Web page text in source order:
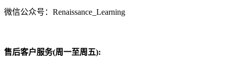
微信公众号：Renaissance_Learning
售后客户服务(周一至周五):